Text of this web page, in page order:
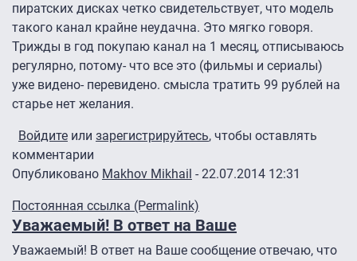
пиратских дисках четко свидетельствует, что модель
такого канал крайне неудачна. Это мягко говоря.
Трижды в год покупаю канал на 1 месяц, отписываюсь
регулярно, потому- что все это (фильмы и сериалы)
уже видено- перевидено. смысла тратить 99 рублей на
старье нет желания.
Войдите или зарегистрируйтесь, чтобы оставлять
комментарии
Опубликовано Makhov Mikhail - 22.07.2014 12:31
Постоянная ссылка (Permalink)
Уважаемый! В ответ на Ваше
Уважаемый! В ответ на Ваше сообщение отвечаю, что